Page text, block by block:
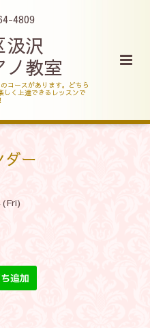
4809
汲沢
ノ教室
コースがあります。どちら
しく上達できるレッスンで
ダー
(Fri)